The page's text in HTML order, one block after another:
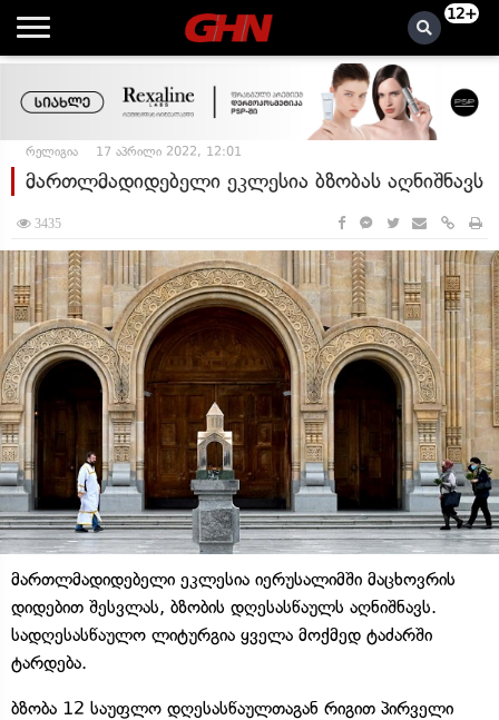
12+
რელიგია 17 აპრილი 2022, 12:01
მართლმადიდებელი ეკლესია ბზობას აღნიშნავს
3435
მართლმადიდებელი ეკლესია იერუსალიმში მაცხოვრის
დიდებით შესვლას, ბზობის დღესასწაულს აღნიშნავს.
სადღესასწაულო ლიტურგია ყველა მოქმედ ტაძარში
ტარდება.
ბზობა 12 საუფლო დღესასწაულთაგან რიგით პირველი